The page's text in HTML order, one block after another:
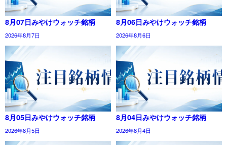
8月07日みやけウォッチ銘柄
2026年8月7日
8月06日みやけウォッチ銘柄
2026年8月6日
8月05日みやけウォッチ銘柄
2026年8月5日
8月04日みやけウォッチ銘柄
2026年8月4日